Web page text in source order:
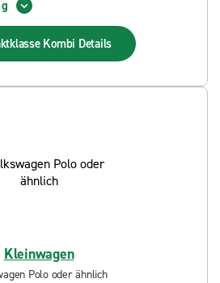
Kombi Details
Kleinwagen
Polo oder ähnlich